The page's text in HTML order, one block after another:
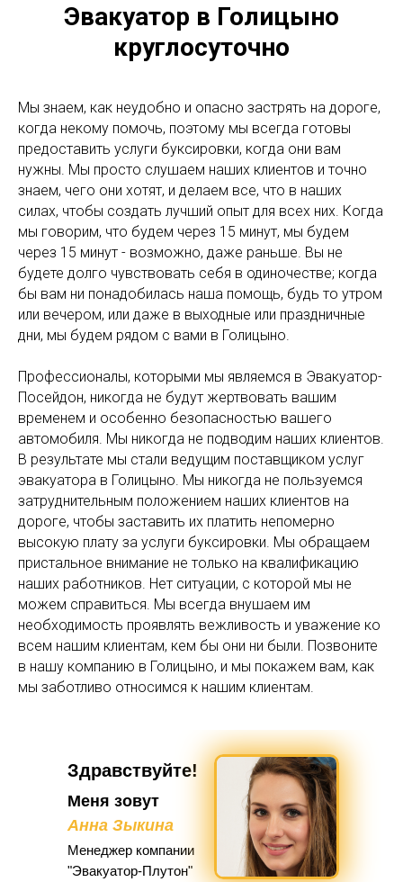
Эвакуатор в Голицыно
круглосуточно
Мы знаем, как неудобно и опасно застрять на дороге,
когда некому помочь, поэтому мы всегда готовы
предоставить услуги буксировки, когда они вам
нужны. Мы просто слушаем наших клиентов и точно
знаем, чего они хотят, и делаем все, что в наших
силах, чтобы создать лучший опыт для всех них. Когда
мы говорим, что будем через 15 минут, мы будем
через 15 минут - возможно, даже раньше. Вы не
будете долго чувствовать себя в одиночестве; когда
бы вам ни понадобилась наша помощь, будь то утром
или вечером, или даже в выходные или праздничные
дни, мы будем рядом с вами в Голицыно.
Профессионалы, которыми мы являемся в Эвакуатор-
Посейдон, никогда не будут жертвовать вашим
временем и особенно безопасностью вашего
автомобиля. Мы никогда не подводим наших клиентов.
В результате мы стали ведущим поставщиком услуг
эвакуатора в Голицыно. Мы никогда не пользуемся
затруднительным положением наших клиентов на
дороге, чтобы заставить их платить непомерно
высокую плату за услуги буксировки. Мы обращаем
пристальное внимание не только на квалификацию
наших работников. Нет ситуации, с которой мы не
можем справиться. Мы всегда внушаем им
необходимость проявлять вежливость и уважение ко
всем нашим клиентам, кем бы они ни были. Позвоните
в нашу компанию в Голицыно, и мы покажем вам, как
мы заботливо относимся к нашим клиентам.
Здравствуйте!
Менеджер компании
"Эвакуатор-Плутон"
Меня зовут
Анна Зыкина